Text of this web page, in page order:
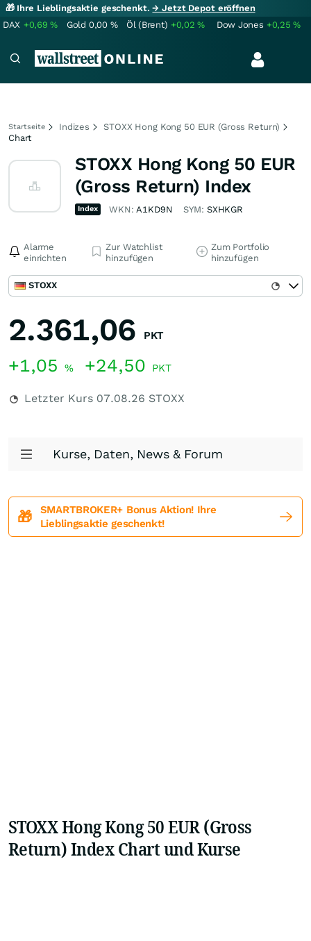
🎁 Ihre Lieblingsaktie geschenkt.→ Jetzt Depot eröffnen
DAX +0,69% Gold 0,00 % Öl (Brent) +0,02% Dow Jones +0,25%
Startseite Indizes
STOXX Hong Kong 50 EUR (Gross Return)
Chart
STOXX Hong Kong 50 EUR
(Gross Return) Index
Index WKN:A1KD9N SYM: SXHKGR
Alarme
einrichten
Zur Watchlist
hinzufügen
Zum Portfolio
hinzufügen
STOXX
2.361,06 PKT
+1,05 % +24,50 PKT
Letzter Kurs 07.08.26 STOXX
Kurse, Daten, News & Forum
🎁
SMARTBROKER+ Bonus Aktion! Ihre
Lieblingsaktie geschenkt!
STOXX Hong Kong 50 EUR (Gross
Return) Index Chart und Kurse